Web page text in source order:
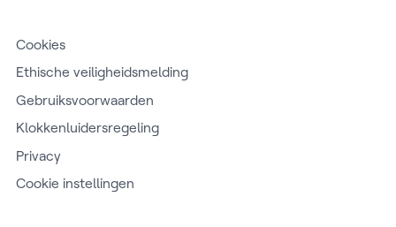
Cookies
Ethische veiligheidsmelding
Gebruiksvoorwaarden
Klokkenluidersregeling
Privacy
Cookie instellingen